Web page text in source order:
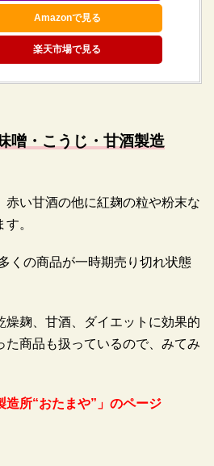
Amazonで見る
楽天市場で見る
噌・こうじ・甘酒製造
赤い甘酒の他に紅麹の粒や粉末な
。
くの商品が一時期売り切れ状態
燥麹、甘酒、ダイエットに効果的
た商品も扱っているので、みてみ
造所“おたまや”」のページ